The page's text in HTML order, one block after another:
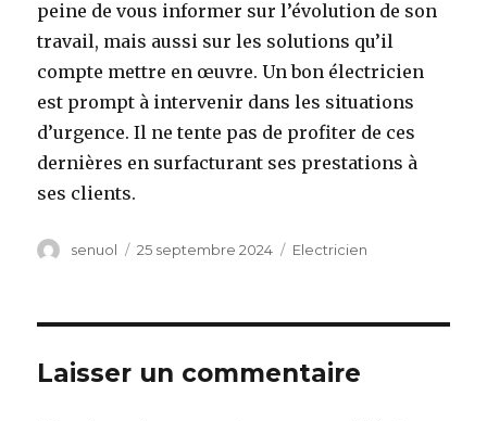
peine de vous informer sur l’évolution de son
travail, mais aussi sur les solutions qu’il
compte mettre en œuvre. Un bon électricien
est prompt à intervenir dans les situations
d’urgence. Il ne tente pas de profiter de ces
dernières en surfacturant ses prestations à
ses clients.
Auteur
senuol
Publié
25 septembre 2024 Catégories
Electricien
Laisser un commentaire